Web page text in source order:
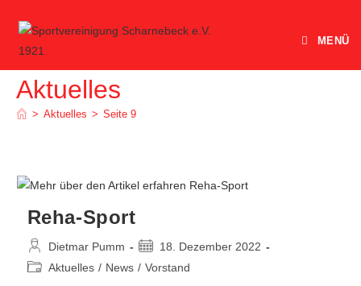
MENÜ
Aktuelles
> Aktuelles > Seite 9
Reha-Sport
Dietmar Pumm
18. Dezember 2022
Aktuelles / News / Vorstand